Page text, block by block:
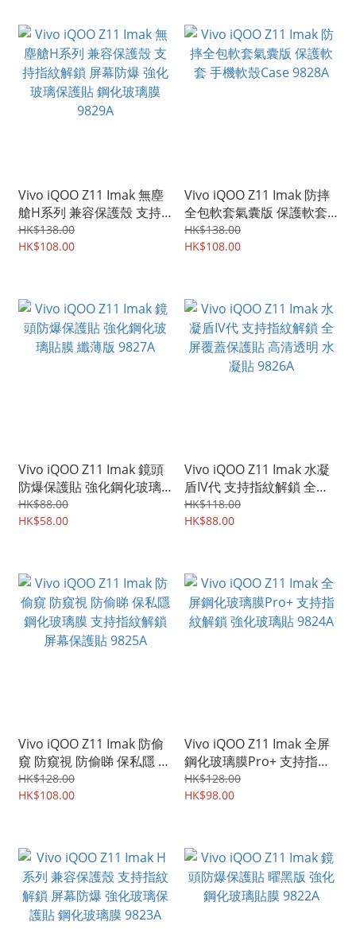
Vivo iQOO Z11 Imak 無塵
艙H系列 兼容保護殼 支持
指紋解鎖 屏幕防爆 強化玻
璃保護貼 鋼化玻璃膜
HK$138.00
HK$108.00
Vivo iQOO Z11 Imak 防摔
全包軟套氣囊版 保護軟套
手機軟殼Case 9828A
HK$138.00
HK$108.00
Vivo iQOO Z11 Imak 鏡頭
防爆保護貼 強化鋼化玻璃
貼膜 纖薄版 9827A
HK$88.00
HK$58.00
Vivo iQOO Z11 Imak 水凝
盾IV代 支持指紋解鎖 全屏
覆蓋保護貼 高清透明 水凝
貼 9826A
HK$118.00
HK$88.00
Vivo iQOO Z11 Imak 防偷
窺 防窺視 防偷睇 保私隱 鋼
化玻璃膜 支持指紋解鎖 屏
幕保護貼 9825A
HK$128.00
HK$108.00
Vivo iQOO Z11 Imak 全屏
鋼化玻璃膜Pro+ 支持指紋
解鎖 強化玻璃貼 9824A
HK$128.00
HK$98.00